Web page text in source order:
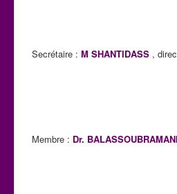
Secrétaire : M SHANTIDASS ,
Membre : Dr.